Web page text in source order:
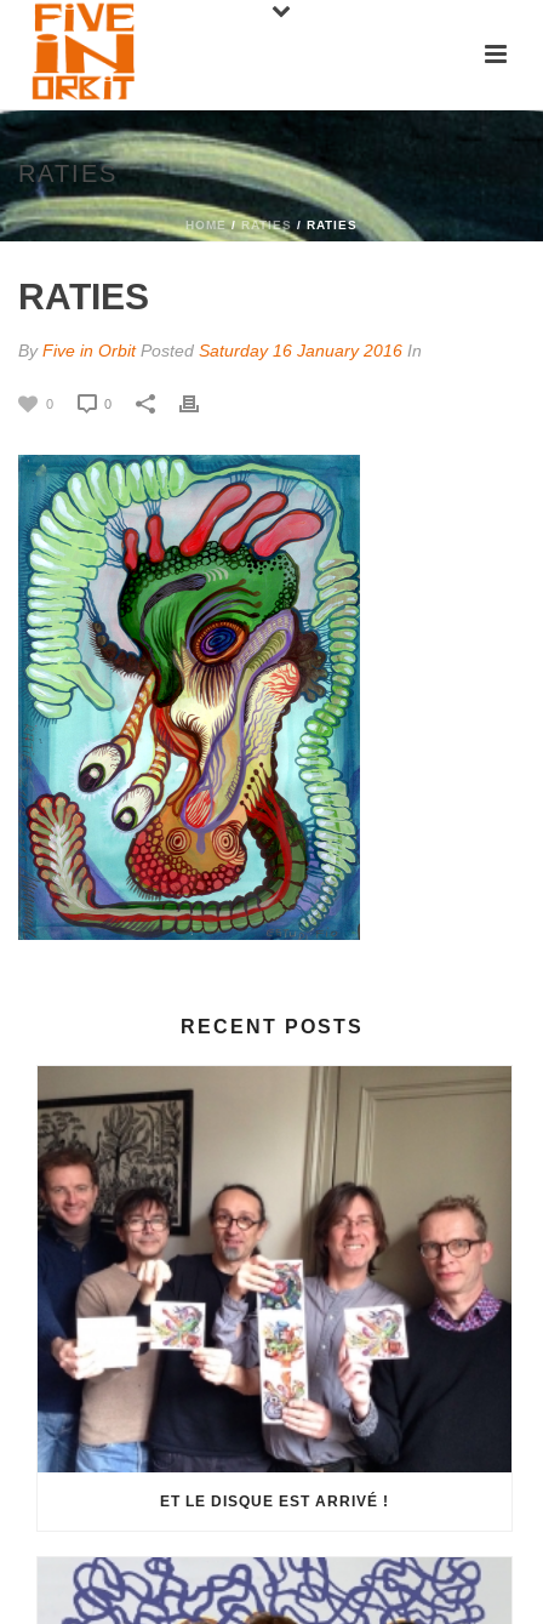
RATIES
HOME/ RATIES / RATIES
RATIES
ByFive in Orbit Posted Saturday 16 January 2016 In
0 0
RECENT POSTS
ET LE DISQUE EST ARRIVÉ !